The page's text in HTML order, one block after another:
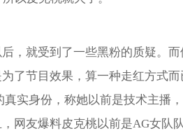
，就受到了一些黑粉的质疑。
了节目效果，算一种走红方式
实身份，称她以前是技术主播
网友爆料皮克桃以前是AG女队